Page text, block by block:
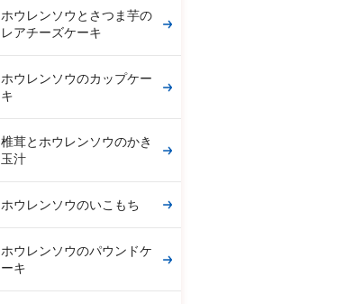
ホウレンソウとさつま芋の
レアチーズケーキ
ホウレンソウのカップケー
キ
椎茸とホウレンソウのかき
玉汁
ホウレンソウのいこもち
ホウレンソウのパウンドケ
ーキ